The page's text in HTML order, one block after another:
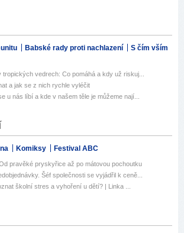
Babské rady proti nachlazení
S čím vším
vedrech: Co pomáhá a kdy už riskuj...
a jak se z nich rychle vyléčit
u nás líbí a kde v našem těle je můžeme nají...
Komiksy Festival ABC
pravěké pryskyřice až po mátovou pochoutku
Šéf společnosti se vyjádřil k ceně...
školní stres a vyhoření u dětí? | Linka ...